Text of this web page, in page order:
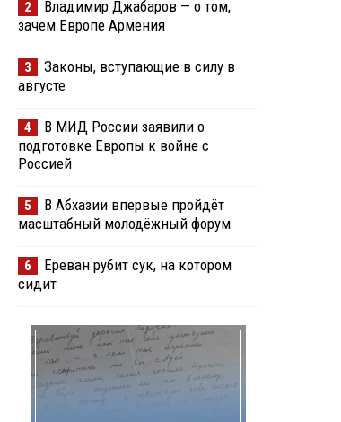
2
Владимир Джабаров — о том,
зачем Европе Армения
3
Законы, вступающие в силу в
августе
4
В МИД России заявили о
подготовке Европы к войне с
Россией
5
В Абхазии впервые пройдёт
масштабный молодёжный форум
6
Ереван рубит сук, на котором
сидит